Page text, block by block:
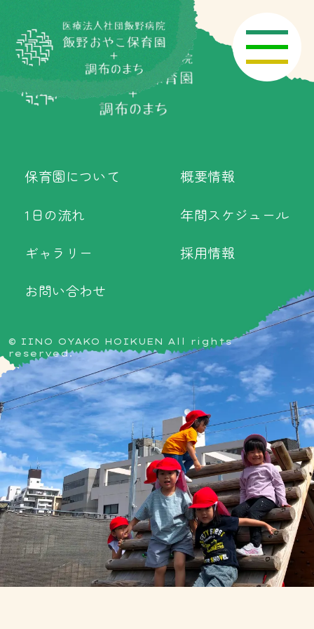
保育園について
概要情報
1日の流れ
年間スケジュール
ギャラリー
採用情報
お問い合わせ
© IINO OYAKO HOIKUEN All rights
reserved.